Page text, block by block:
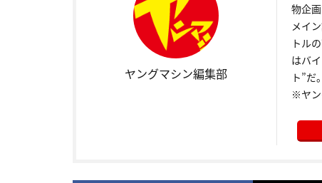
ヤングマシン編集部
物企
メイ
トル
はバ
ト”だ。
※ヤン